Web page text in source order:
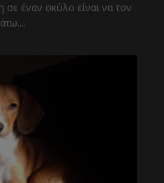
έναν σκύλο είναι να τον